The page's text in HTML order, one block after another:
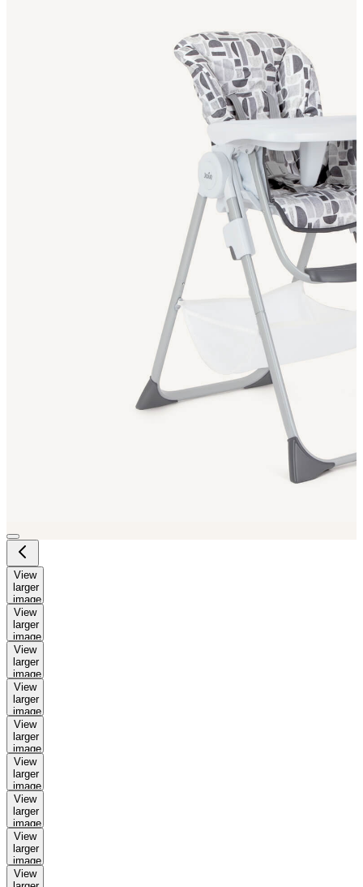
View
larger
image
View
larger
image
View
larger
image
View
larger
image
View
larger
image
View
larger
image
View
larger
image
View
larger
image
View